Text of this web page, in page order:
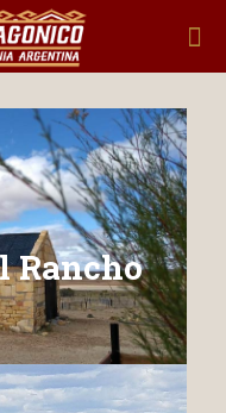
Rancho